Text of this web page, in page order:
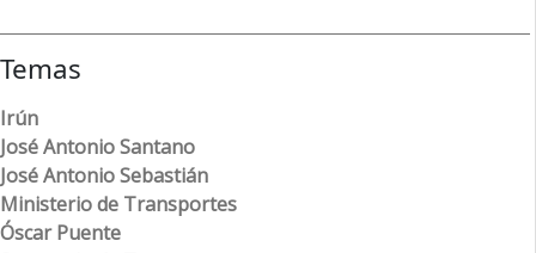
Temas
Irún
José Antonio Santano
José Antonio Sebastián
Ministerio de Transportes
Óscar Puente